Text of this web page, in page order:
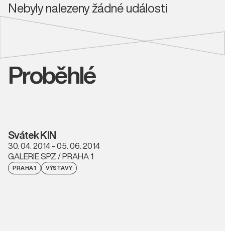
Nebyly nalezeny žádné události
Proběhlé
Svátek KIN
30. 04. 2014 - 05. 06. 2014
GALERIE SPZ / PRAHA 1
PRAHA 1 VÝSTAVY